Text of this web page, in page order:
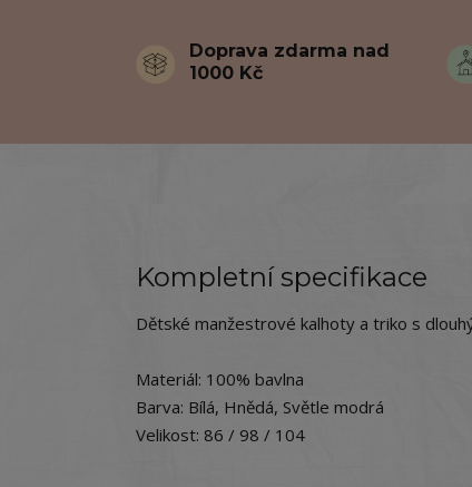
Doprava zdarma nad
1000 Kč
Kompletní specifikace
Dětské manžestrové kalhoty a triko s
Materiál: 100% bavlna
Barva: Bílá, Hnědá, Světle modrá
Velikost: 86 / 98 / 104